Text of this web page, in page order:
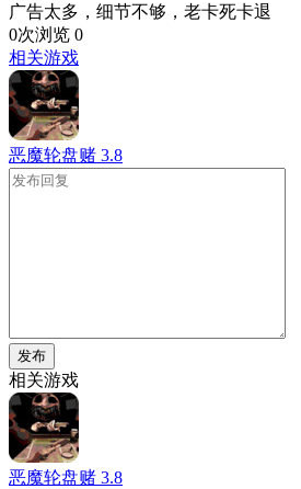
广告太多，细节不够，老卡死卡退
0次浏览 0
相关游戏
恶魔轮盘赌 3.8
发布
相关游戏
恶魔轮盘赌 3.8